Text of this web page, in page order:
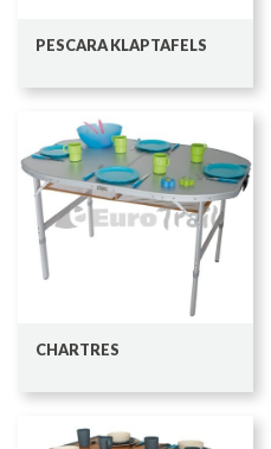
PESCARA KLAPTAFELS
CHARTRES